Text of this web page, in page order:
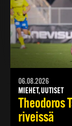
06.08.2026
MIEHET, UUTISET
Theodoros
riveissä